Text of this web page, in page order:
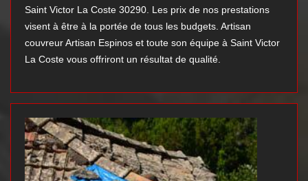
Saint Victor La Coste 30290. Les prix de nos prestations
visent à être à la portée de tous les budgets. Artisan
couvreur Artisan Espinos et toute son équipe à Saint Victor
La Coste vous offriront un résultat de qualité.